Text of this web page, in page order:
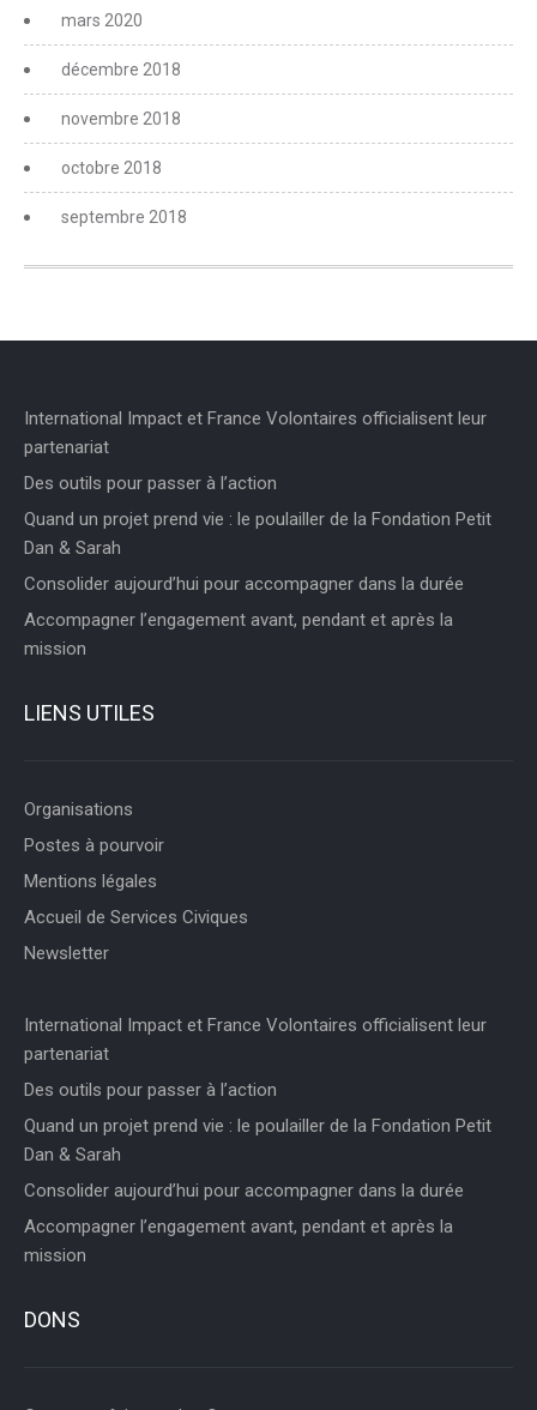
mars 2020
décembre 2018
novembre 2018
octobre 2018
septembre 2018
International Impact et France Volontaires officialisent leur
partenariat
Des outils pour passer à l’action
Quand un projet prend vie : le poulailler de la Fondation Petit
Dan & Sarah
Consolider aujourd’hui pour accompagner dans la durée
Accompagner l’engagement avant, pendant et après la
mission
LIENS UTILES
Organisations
Postes à pourvoir
Mentions légales
Accueil de Services Civiques
Newsletter
International Impact et France Volontaires officialisent leur
partenariat
Des outils pour passer à l’action
Quand un projet prend vie : le poulailler de la Fondation Petit
Dan & Sarah
Consolider aujourd’hui pour accompagner dans la durée
Accompagner l’engagement avant, pendant et après la
mission
DONS